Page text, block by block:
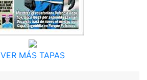
VER MÁS TAPAS